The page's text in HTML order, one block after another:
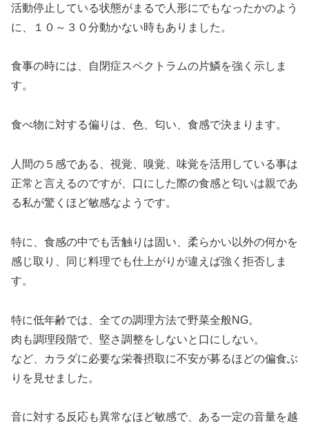
活動停止している状態がまるで人形にでもなったかのよう
に、１０～３０分動かない時もありました。
食事の時には、自閉症スペクトラムの片鱗を強く示しま
す。
食べ物に対する偏りは、色、匂い、食感で決まります。
人間の５感である、視覚、嗅覚、味覚を活用している事は
正常と言えるのですが、口にした際の食感と匂いは親であ
る私が驚くほど敏感なようです。
特に、食感の中でも舌触りは固い、柔らかい以外の何かを
感じ取り、同じ料理でも仕上がりが違えば強く拒否しま
す。
特に低年齢では、全ての調理方法で野菜全般NG。
肉も調理段階で、堅さ調整をしないと口にしない。
など、カラダに必要な栄養摂取に不安が募るほどの偏食ぶ
りを見せました。
音に対する反応も異常なほど敏感で、ある一定の音量を越